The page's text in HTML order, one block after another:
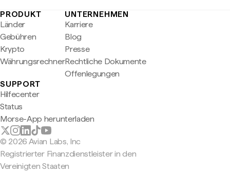
PRODUKT
Länder
Gebühren
Krypto
Währungsrechner
UNTERNEHMEN
Karriere
Blog
Presse
Rechtliche Dokumente
Offenlegungen
SUPPORT
Hilfecenter
Status
Morse-App herunterladen
© 2026 Avian Labs, Inc
Registrierter Finanzdienstleister in den
Vereinigten Staaten